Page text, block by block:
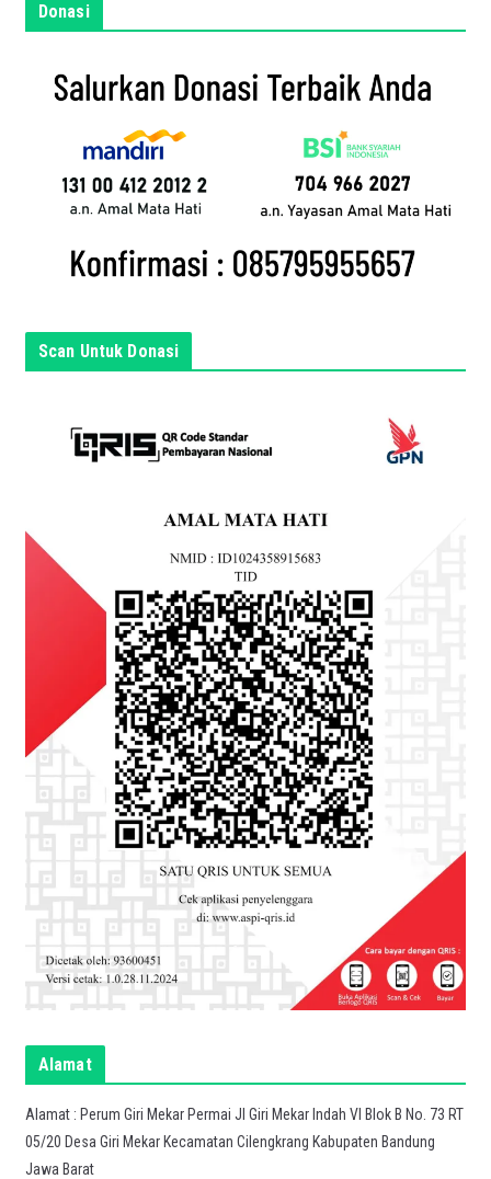
a
n
Donasi
Scan Untuk Donasi
Alamat
Alamat : Perum Giri Mekar Permai Jl Giri Mekar Indah VI Blok B No. 73 RT
05/20 Desa Giri Mekar Kecamatan Cilengkrang Kabupaten Bandung
Jawa Barat